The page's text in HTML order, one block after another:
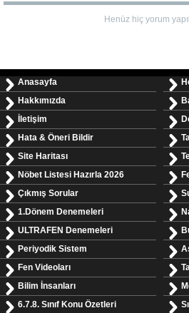
Henüz hiç yorum
Anasayfa
Hakkımızda
İletişim
Hata & Öneri Bildir
Site Haritası
Nöbet Listesi Hazırla 2026
Çıkmış Sorular
1.Dönem Denemeleri
ULTRAFEN Denemeleri
Periyodik Sistem
Fen Videoları
Bilim İnsanları
6.7.8. Sınıf Konu Özetleri